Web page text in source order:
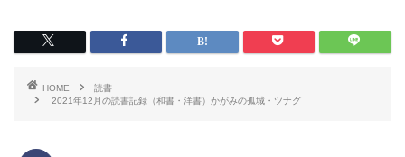
HOME
読書
2021年12月の読書記録（和書・洋書）かがみの孤城・ツナグ